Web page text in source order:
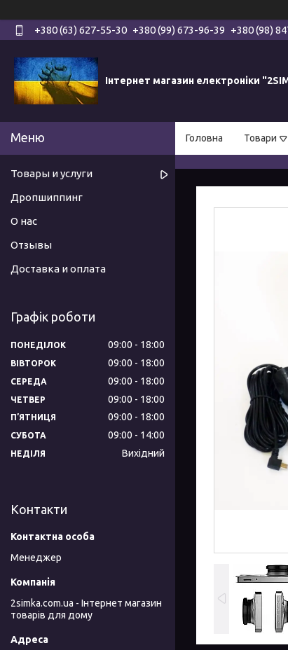
+380 (63) 627-55-30 +380 (99) 673-96-39 +380 (98)
Інтернет магазин електроніки
Головна Товари
Товары и услуги
Дропшиппинг
О нас
Отзывы
Доставка и оплата
Графік роботи
ПОНЕДІЛОК 09:00 18:00
ВІВТОРОК 09:00 18:00
СЕРЕДА 09:00 18:00
ЧЕТВЕР 09:00 18:00
ПʼЯТНИЦЯ 09:00 18:00
СУБОТА 09:00 14:00
НЕДІЛЯ Вихідний
Контакти
Менеджер
2simka.com.ua - Інтернет магазин
товарів для дому